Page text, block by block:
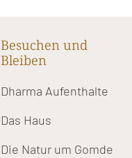
Besuchen und
Bleiben
Dharma Aufenthalte
Das Haus
Die Natur um Gomde